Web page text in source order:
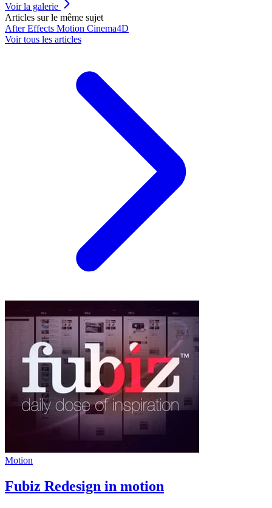
Voir la galerie
Articles sur le même sujet
After Effects Motion Cinema4D
Voir tous les articles
Motion
Fubiz Redesign in motion